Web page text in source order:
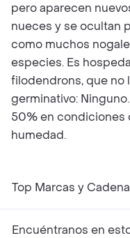
pero aparecen
nueces y se ocultan
como muchos
especies. Es
filodendrons, que no
germinativo: Ninguno.
50% en condiciones
humedad.
Top Marcas y
Encuéntranos en